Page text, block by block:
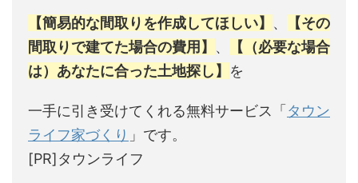
【簡易的な間取りを作成してほしい】 、
【その
間取りで建てた場合の費用】 、
【（必要な場合
は）あなたに合った土地探し】 を
一手に引き受けてくれる無料サービス「 タウン
ライフ家づくり 」です。
[PR]タウンライフ